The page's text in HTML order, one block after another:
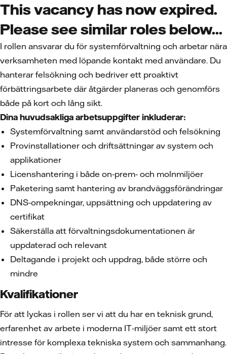
This vacancy has now expired.
Please see similar roles below...
I rollen ansvarar du för systemförvaltning och arbetar nära
verksamheten med löpande kontakt med användare. Du
hanterar felsökning och bedriver ett proaktivt
förbättringsarbete där åtgärder planeras och genomförs
både på kort och lång sikt.
Dina huvudsakliga arbetsuppgifter inkluderar:
Systemförvaltning samt användarstöd och felsökning
Provinstallationer och driftsättningar av system och
applikationer
Licenshantering i både on‑prem‑ och molnmiljöer
Paketering samt hantering av brandväggsförändringar
DNS‑ompekningar, uppsättning och uppdatering av
certifikat
Säkerställa att förvaltningsdokumentationen är
uppdaterad och relevant
Deltagande i projekt och uppdrag, både större och
mindre
Kvalifikationer
För att lyckas i rollen ser vi att du har en teknisk grund,
erfarenhet av arbete i moderna IT‑miljöer samt ett stort
intresse för komplexa tekniska system och sammanhang.